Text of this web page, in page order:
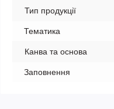
Тип продукції
Тематика
Канва та основа
Заповнення